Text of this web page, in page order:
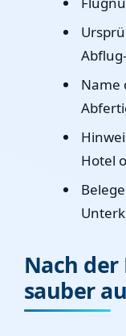
Name
Hotel
Nach der
sauber